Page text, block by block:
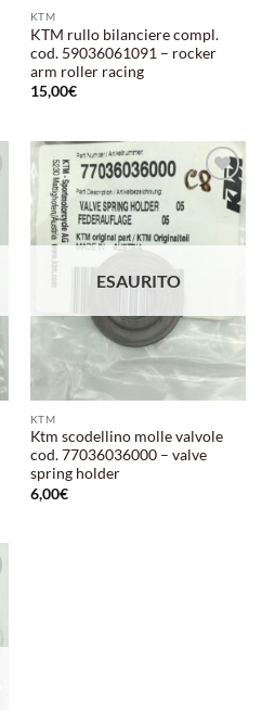
KTM
KTM rullo bilanciere compl.
cod. 59036061091 – rocker
arm roller racing
15,00€
Aggiungi
alla lista
desideri
ESAURITO
KTM
Ktm scodellino molle valvole
cod. 77036036000 – valve
spring holder
6,00€